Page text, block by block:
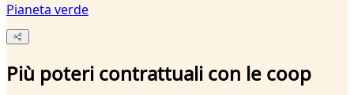
Pianeta verde
Più poteri contrattuali con le coop